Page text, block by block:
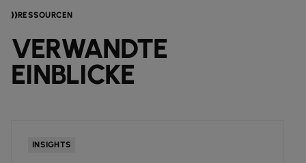
RESSOURCEN
VERWANDTE
EINBLICKE
INSIGHTS